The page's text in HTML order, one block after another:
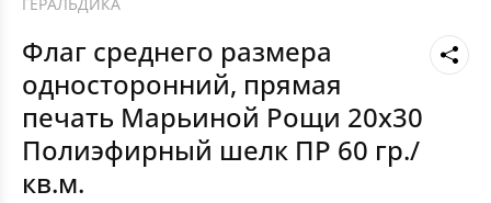
Флаг среднего размера
односторонний, прямая
печать Марьиной Рощи 20х30
Полиэфирный шелк ПР 60 гр./
кв.м.